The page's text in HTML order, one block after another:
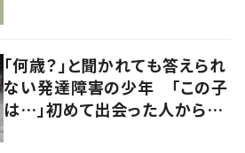
「何歳？」と聞かれても答えられ
ない発達障害の少年 「この子
は…」初めて出会った人からの